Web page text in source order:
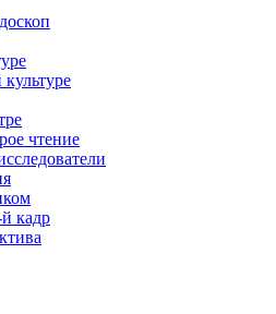
чтение
кадр